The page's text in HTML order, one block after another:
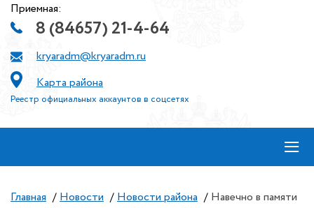
Приемная:
8 (84657) 21-4-64
kryaradm@kryaradm.ru
Карта района
Реестр официальных аккаунтов в соцсетях
≡
Главная / Новости / Новости района / Навечно в памяти